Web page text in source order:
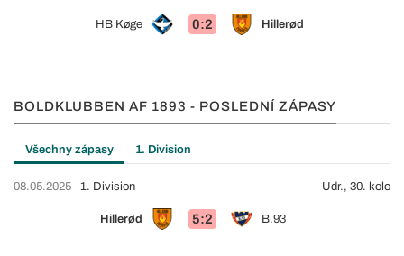
HB Køge 0:2 Hillerød
BOLDKLUBBEN AF 1893 - POSLEDNÍ ZÁPASY
Všechny zápasy 1. Division
08.05.2025
Hillerød 5:2 B.93
1. Division Udr., 30. kolo